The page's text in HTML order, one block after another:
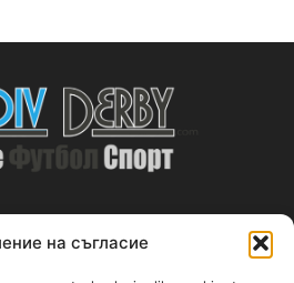
на съгласие
ABOUT US